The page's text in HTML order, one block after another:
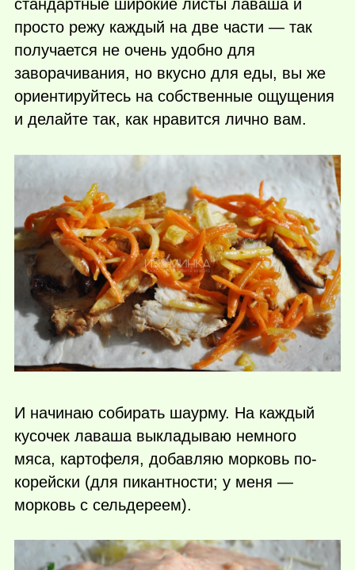
стандартные широкие листы лаваша и
просто режу каждый на две части — так
получается не очень удобно для
заворачивания, но вкусно для еды, вы же
ориентируйтесь на собственные ощущения
и делайте так, как нравится лично вам.
И начинаю собирать шаурму. На каждый
кусочек лаваша выкладываю немного
мяса, картофеля, добавляю морковь по-
корейски (для пикантности; у меня —
морковь с сельдереем).